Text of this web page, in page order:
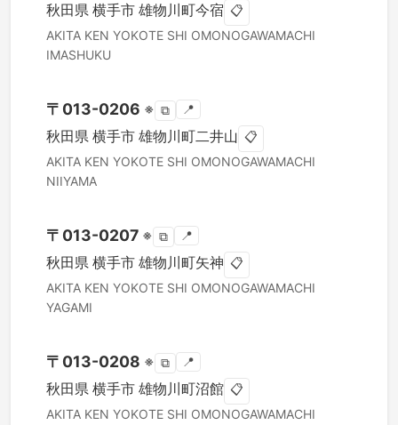
秋田県 横手市 雄物川町今宿 📋
AKITA KEN YOKOTE SHI OMONOGAWAMACHI
IMASHUKU
〒 013-0206 ※ ⧉ 📍
秋田県 横手市 雄物川町二井山 📋
AKITA KEN YOKOTE SHI OMONOGAWAMACHI
NIIYAMA
〒 013-0207 ※ ⧉ 📍
秋田県 横手市 雄物川町矢神 📋
AKITA KEN YOKOTE SHI OMONOGAWAMACHI
YAGAMI
〒 013-0208 ※ ⧉ 📍
秋田県 横手市 雄物川町沼館 📋
AKITA KEN YOKOTE SHI OMONOGAWAMACHI